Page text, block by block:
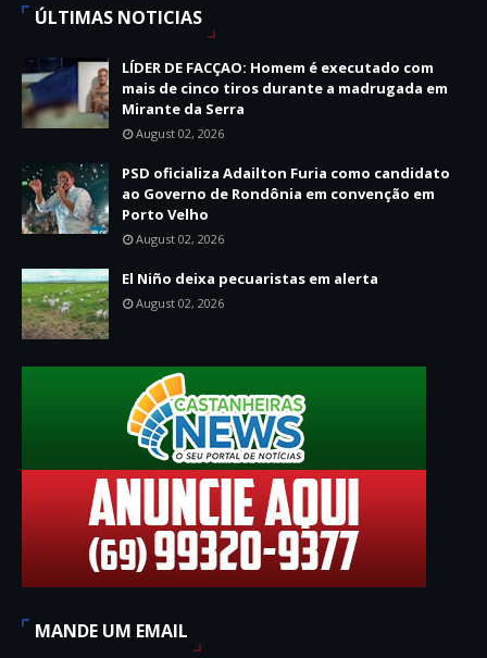
ÚLTIMAS NOTICIAS
LÍDER DE FACÇAO: Homem é executado com
mais de cinco tiros durante a madrugada em
Mirante da Serra
August 02, 2026
PSD oficializa Adailton Furia como candidato
ao Governo de Rondônia em convenção em
Porto Velho
August 02, 2026
El Niño deixa pecuaristas em alerta
August 02, 2026
MANDE UM EMAIL